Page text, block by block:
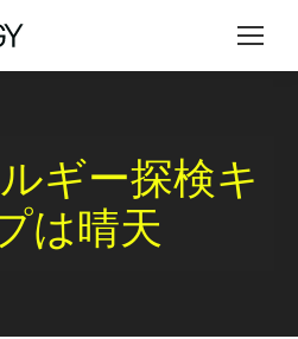
ギー探検キ
は晴天